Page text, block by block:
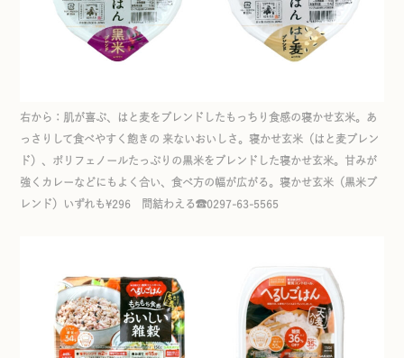
右から：肌が喜ぶ、はと麦をブレンドしたもっちり食感の寝かせ玄米。あ
っさりして食べやすく飽きの 来ないおいしさ。寝かせ玄米（はと麦ブレン
ド）、ポリフェノールたっぷりの黒米をブレンドした寝かせ玄米。甘みが
強くカレーなどにもよく合い、食べ方の幅が広がる。寝かせ玄米（黒米ブ
レンド）いずれも¥296 問結わえる☎0297-63-5565